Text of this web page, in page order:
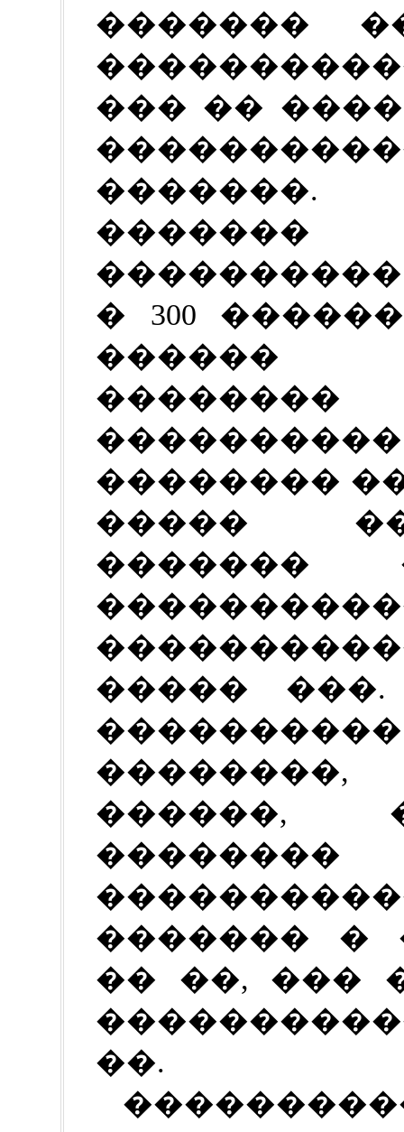
�������
��� ��
�������.
�������
� 300
������
��������
�����
�������
�����
������,
������� �
�� ��, ���
��.